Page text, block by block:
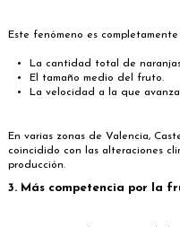
Este fenómeno es
La cantidad total de
El tamaño medio del fruto.
La velocidad a la que
En varias zonas de Valencia,
coincidido con las alteraciones
producción.
3. Más competencia por la